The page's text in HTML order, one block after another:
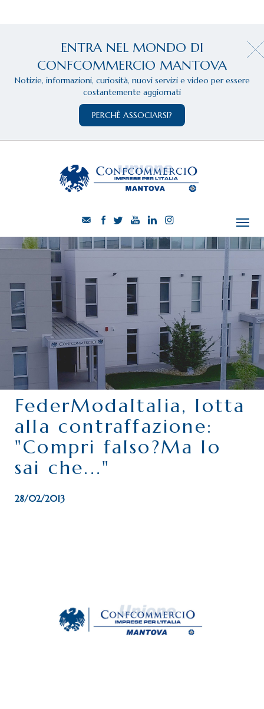
ENTRA NEL MONDO DI
CONFCOMMERCIO MANTOVA
Notizie, informazioni, curiosità, nuovi servizi e video per essere
costantemente aggiornati
PERCHÈ ASSOCIARSI?
CHI SIAMO
SERVIZI
CATEGORIE
DELEGAZIONI
ATTIVITÀ STORICHE
PERIODICO
PERCHÉ ASSOCIARSI?
DOVE SIAMO
CONTATTI
FederModaItalia, lotta
alla contraffazione:
"Compri falso?Ma lo
sai che..."
28/02/2013